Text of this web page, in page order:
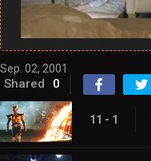
Sep. 02, 2001
Shared 0
11 - 1